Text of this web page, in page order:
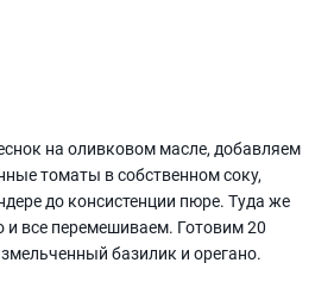
на оливковом масле, добавляем
томаты в собственном соку,
до консистенции пюре. Туда же
и все перемешиваем. Готовим 20
базилик и орегано.